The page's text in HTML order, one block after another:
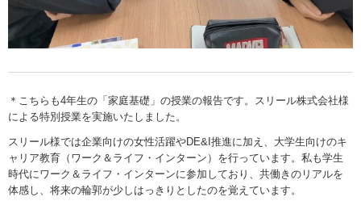
＊こちらも4年生の「家庭基礎」の授業の報告です。スリール株式会社様
による特別授業を実施いたしました。
スリール様では企業向けの女性活躍やDE&I推進に加え、大学生向けのキ
ャリア教育（ワーク＆ライフ・インターン）を行っています。私も学生
時代にワーク＆ライフ・インターンに参加しており、共働きのリアルを
体感し、将来の輪郭が少しはっきりとしたのを覚えています。